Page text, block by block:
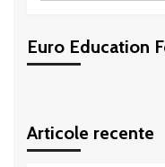
Euro Education
Articole recente